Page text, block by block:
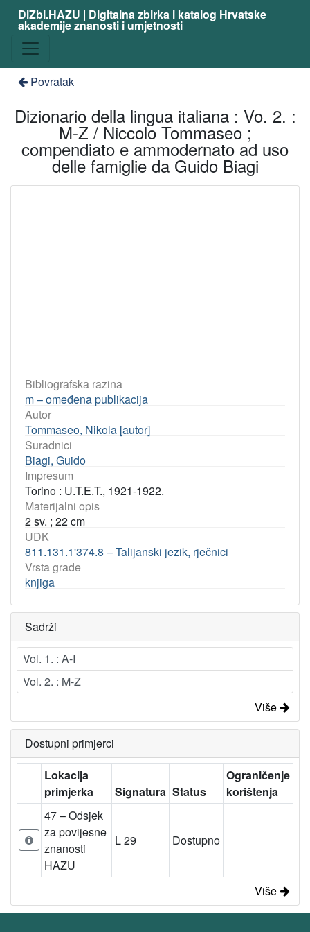
DiZbi.HAZU | Digitalna zbirka i katalog Hrvatske
akademije znanosti i umjetnosti
Povratak
Dizionario della lingua italiana : Vo. 2. :
M-Z / Niccolo Tommaseo ;
compendiato e ammodernato ad uso
delle famiglie da Guido Biagi
Bibliografska razina
m – omeđena publikacija
Autor
Tommaseo, Nikola [autor]
Suradnici
Biagi, Guido
Impresum
Torino : U.T.E.T., 1921-1922.
Materijalni opis
2 sv. ; 22 cm
UDK
811.131.1'374.8 – Talijanski jezik, rječnici
Vrsta građe
knjiga
Sadrži
Vol. 1. : A-I
Vol. 2. : M-Z
Više
Dostupni primjerci
Lokacija
primjerka
Signatura Status
Ograničenje
korištenja
47 – Odsjek
za povijesne
znanosti
HAZU
L 29 Dostupno
Više